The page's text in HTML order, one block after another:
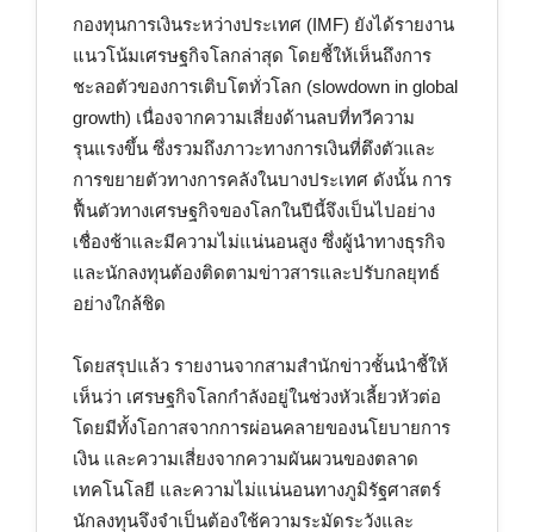
กองทุนการเงินระหว่างประเทศ (IMF) ยังได้รายงาน
แนวโน้มเศรษฐกิจโลกล่าสุด โดยชี้ให้เห็นถึงการ
ชะลอตัวของการเติบโตทั่วโลก (slowdown in global
growth) เนื่องจากความเสี่ยงด้านลบที่ทวีความ
รุนแรงขึ้น ซึ่งรวมถึงภาวะทางการเงินที่ตึงตัวและ
การขยายตัวทางการคลังในบางประเทศ ดังนั้น การ
ฟื้นตัวทางเศรษฐกิจของโลกในปีนี้จึงเป็นไปอย่าง
เชื่องช้าและมีความไม่แน่นอนสูง ซึ่งผู้นำทางธุรกิจ
และนักลงทุนต้องติดตามข่าวสารและปรับกลยุทธ์
อย่างใกล้ชิด
โดยสรุปแล้ว รายงานจากสามสำนักข่าวชั้นนำชี้ให้
เห็นว่า เศรษฐกิจโลกกำลังอยู่ในช่วงหัวเลี้ยวหัวต่อ
โดยมีทั้งโอกาสจากการผ่อนคลายของนโยบายการ
เงิน และความเสี่ยงจากความผันผวนของตลาด
เทคโนโลยี และความไม่แน่นอนทางภูมิรัฐศาสตร์
นักลงทุนจึงจำเป็นต้องใช้ความระมัดระวังและ